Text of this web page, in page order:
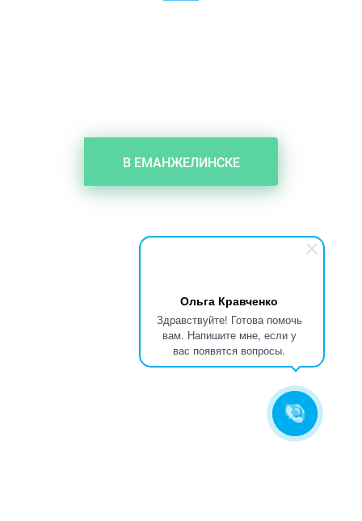
Ольга Кравченко
Здравствуйте! Готова помочь
вам. Напишите мне, если у
вас появятся вопросы.
В ЕМАНЖЕЛИНСКЕ